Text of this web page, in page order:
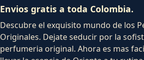
Envios gratis a toda Colombia.
Descubre el exquisito mundo de los
Originales. Dejate seducir por la
perfumeria original. Ahora es mas